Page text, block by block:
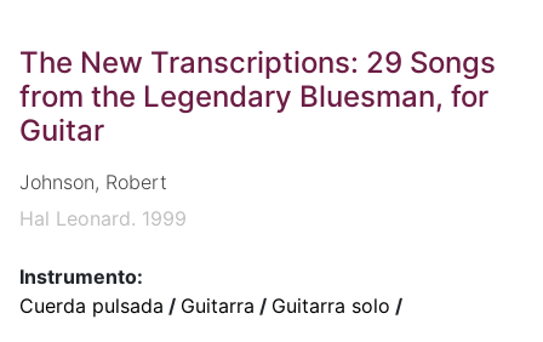
The New Transcriptions: 29 Songs
from the Legendary Bluesman, for
Guitar
Johnson, Robert
Hal Leonard. 1999
Instrumento:
Cuerda pulsada / Guitarra / Guitarra solo /